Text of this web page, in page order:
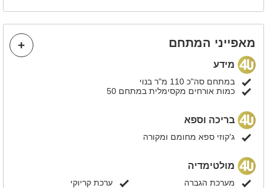
שבוע (לא כולל חגים)
מאפייני המתחם
מידע
במתחם סה"כ 110 מ"ר בנוי
כמות אורחים מקסימלית במתחם 50
בריכה וספא
ג'קוזי ספא מחומם ומקורה
מולטימדיה
מערכת הגברה
ערכת קריוקי